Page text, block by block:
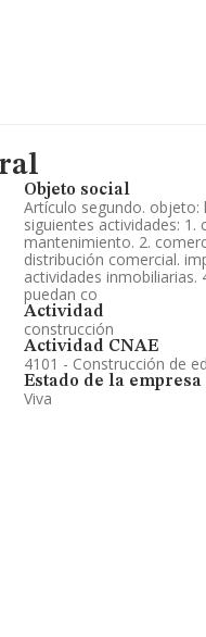
Objeto social
Artículo segundo.
siguientes actividades:
mantenimiento. 2.
distribución comercial.
actividades inmobiliarias.
puedan co
Actividad
construcción
Actividad CNAE
4101 - Construcción de
Estado de la empresa
Viva